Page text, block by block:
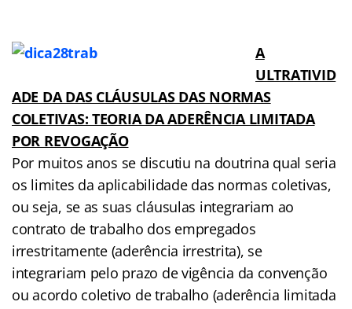
A
ULTRATIVID
ADE DA DAS CLÁUSULAS DAS NORMAS
COLETIVAS: TEORIA DA ADERÊNCIA LIMITADA
POR REVOGAÇÃO
Por muitos anos se discutiu na doutrina qual seria
os limites da aplicabilidade das normas coletivas,
ou seja, se as suas cláusulas integrariam ao
contrato de trabalho dos empregados
irrestritamente (aderência irrestrita), se
integrariam pelo prazo de vigência da convenção
ou acordo coletivo de trabalho (aderência limitada